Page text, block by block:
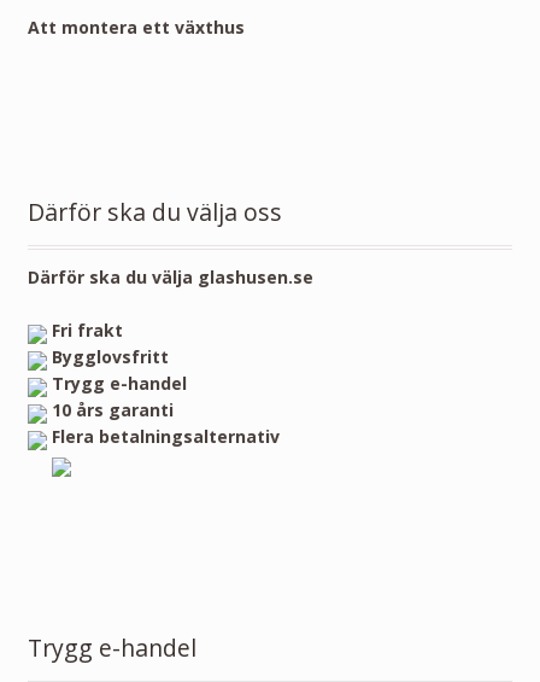
Att montera ett växthus
Därför ska du välja oss
Därför ska du välja glashusen.se
Fri frakt
Bygglovsfritt
Trygg e-handel
10 års garanti
Flera betalningsalternativ
Trygg e-handel